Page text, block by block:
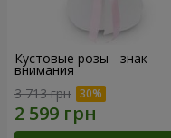
Кустовые розы - знак
внимания
3 713 грн